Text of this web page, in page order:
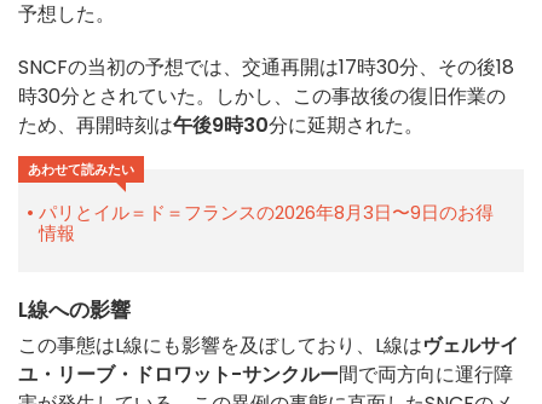
予想した。
SNCFの当初の予想では、交通再開は17時30分、その後18
時30分とされていた。しかし、この事故後の復旧作業の
ため、再開時刻は午後9時30分に延期された。
あわせて読みたい
パリとイル＝ド＝フランスの2026年8月3日〜9日のお得
情報
L線への影響
この事態はL線にも影響を及ぼしており、L線はヴェルサイ
ユ・リーブ・ドロワット-サンクルー間で両方向に運行障